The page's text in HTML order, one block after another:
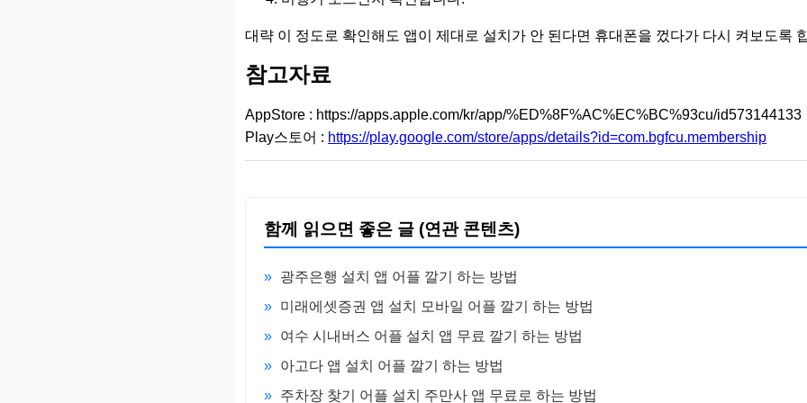
대략 이 정도로 확인해도 앱이 제대로 설치가 안 된다면 휴대폰을 껐다가 다시 켜보도록
참고자료
AppStore : https://apps.apple.com/kr/app/%ED%8F%AC%EC%BC%93cu/id573144133
Play스토어 : https://play.google.com/store/apps/details?id=com.bgfcu.membership
함께 읽으면 좋은 글 (연관 콘텐츠)
» 광주은행 설치 앱 어플 깔기 하는 방법
» 미래에셋증권 앱 설치 모바일 어플 깔기 하는 방법
» 여수 시내버스 어플 설치 앱 무료 깔기 하는 방법
» 아고다 앱 설치 어플 깔기 하는 방법
» 주차장 찾기 어플 설치 주만사 앱 무료로 하는 방법